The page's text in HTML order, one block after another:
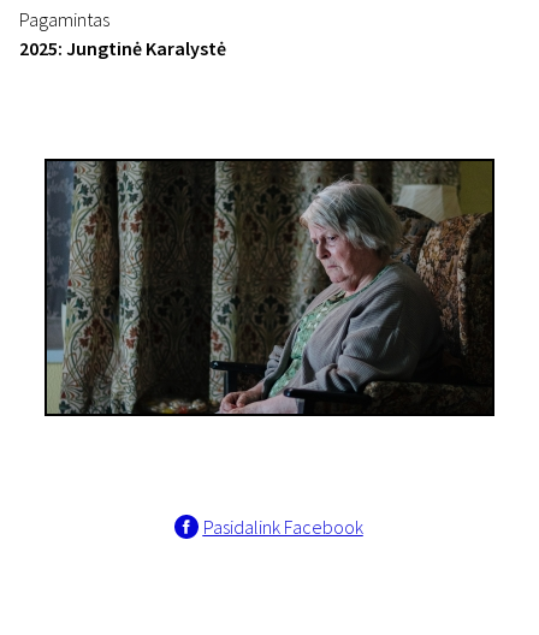
Pagamintas
2025: Jungtinė Karalystė
Pasidalink Facebook